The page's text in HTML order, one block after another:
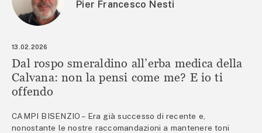
Pier Francesco Nesti
13.02.2026
Dal rospo smeraldino all’erba medica della
Calvana: non la pensi come me? E io ti
offendo
CAMPI BISENZIO – Era già successo di recente e,
nonostante le nostre raccomandazioni a mantenere toni